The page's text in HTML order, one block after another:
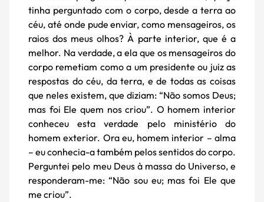
tinha perguntado com o corpo, desde a terra ao
céu, até onde pude enviar, como mensageiros, os
raios dos meus olhos? À parte interior, que é a
melhor. Na verdade, a ela que os mensageiros do
corpo remetiam como a um presidente ou juiz as
respostas do céu, da terra, e de todas as coisas
que neles existem, que diziam: “Não somos Deus;
mas foi Ele quem nos criou”. O homem interior
conheceu esta verdade pelo ministério do
homem exterior. Ora eu, homem interior – alma
– eu conhecia-a também pelos sentidos do corpo.
Perguntei pelo meu Deus à massa do Universo, e
responderam-me: “Não sou eu; mas foi Ele que
me criou”.